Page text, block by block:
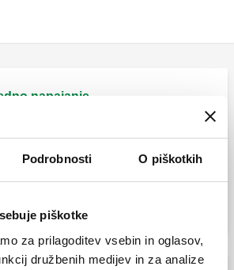
Podrobnosti O piškotkih
piškotke
za prilagoditev vsebin in oglasov,
družbenih medijev in za analize
napajanje
za neposredno distribucijo za
in hladilne sisteme.